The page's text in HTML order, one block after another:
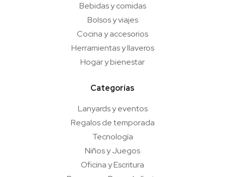
Bebidas y comidas
Bolsos y viajes
Cocina y accesorios
Herramientas y llaveros
Hogar y bienestar
Categorías
Lanyards y eventos
Regalos de temporada
Tecnología
Niños y Juegos
Oficina y Escritura